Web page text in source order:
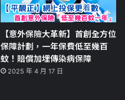
【意外保險大革新】首創全方位
保障計劃，一年保費低至幾百
蚊！賠償加埋傳染病保障
2025 年 4 月 17 日